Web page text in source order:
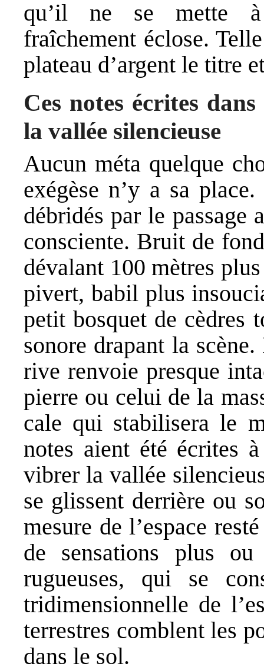
qu’il ne se mette à
fraîchement éclose.
plateau d’argent le titre
Ces notes écrites
la vallée silencieuse
Aucun méta quelque
exégèse n’y a sa
débridés par le passage
consciente. Bruit de
dévalant 100 mètres
pivert, babil plus
petit bosquet de cèdres
sonore drapant la
rive renvoie presque
pierre ou celui de la
cale qui stabilisera le
notes aient été écrites
vibrer la vallée
se glissent derrière ou
mesure de l’espace
de sensations plus
rugueuses, qui se
tridimensionnelle de
terrestres comblent les
dans le sol.